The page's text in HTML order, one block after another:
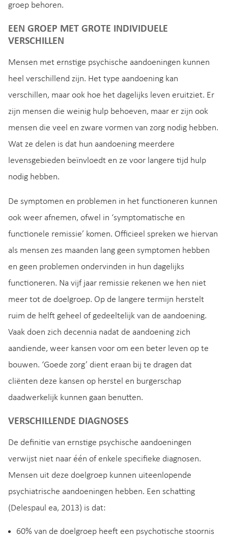
groep behoren.
EEN GROEP MET GROTE INDIVIDUELE
VERSCHILLEN
Mensen met ernstige psychische aandoeningen kunnen
heel verschillend zijn. Het type aandoening kan
verschillen, maar ook hoe het dagelijks leven eruitziet. Er
zijn mensen die weinig hulp behoeven, maar er zijn ook
mensen die veel en zware vormen van zorg nodig hebben.
Wat ze delen is dat hun aandoening meerdere
levensgebieden beïnvloedt en ze voor langere tijd hulp
nodig hebben.
De symptomen en problemen in het functioneren kunnen
ook weer afnemen, ofwel in ‘symptomatische en
functionele remissie’ komen. Officieel spreken we hiervan
als mensen zes maanden lang geen symptomen hebben
en geen problemen ondervinden in hun dagelijks
functioneren. Na vijf jaar remissie rekenen we hen niet
meer tot de doelgroep. Op de langere termijn herstelt
ruim de helft geheel of gedeeltelijk van de aandoening.
Vaak doen zich decennia nadat de aandoening zich
aandiende, weer kansen voor om een beter leven op te
bouwen. ‘Goede zorg’ dient eraan bij te dragen dat
cliënten deze kansen op herstel en burgerschap
daadwerkelijk kunnen gaan benutten.
VERSCHILLENDE DIAGNOSES
De definitie van ernstige psychische aandoeningen
verwijst niet naar één of enkele specifieke diagnosen.
Mensen uit deze doelgroep kunnen uiteenlopende
psychiatrische aandoeningen hebben. Een schatting
(Delespaul ea, 2013) is dat:
60% van de doelgroep heeft een psychotische stoornis